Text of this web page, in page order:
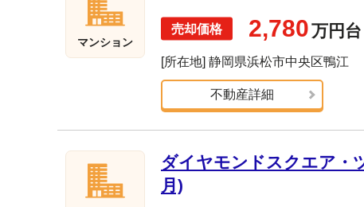
マンション
2,780万円台
[所在地] 静岡県浜松市中央区鴨江
不動産詳細
ダイヤモンドスクエア・
月)